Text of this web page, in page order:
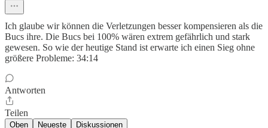
Ich glaube wir können die Verletzungen besser kompensieren als die
Bucs ihre. Die Bucs bei 100% wären extrem gefährlich und stark
gewesen. So wie der heutige Stand ist erwarte ich einen Sieg ohne
größere Probleme: 34:14
Antworten
Teilen
Oben Neueste Diskussionen